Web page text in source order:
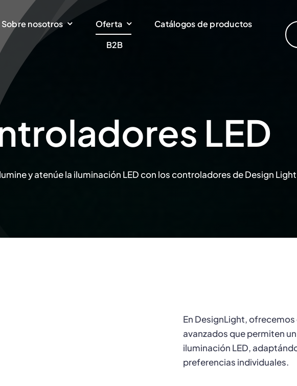
Sobre nosotros Oferta
Catálogos de productos
B2B
LED
y atenúe la iluminación LED con los controladores de Design
En DesignLight,
avanzados que permiten
iluminación LED,
preferencias individuales.